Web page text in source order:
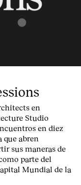
en
Studio
en diez
que abren
sus maneras de
parte del
Mundial de la